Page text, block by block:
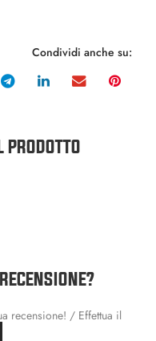
Condividi anche su:
recensione! / Effettua il